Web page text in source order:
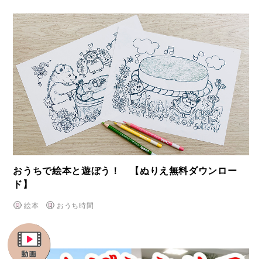
おうちで絵本と遊ぼう！ 【ぬりえ無料ダウンロー
ド】
絵本 おうち時間